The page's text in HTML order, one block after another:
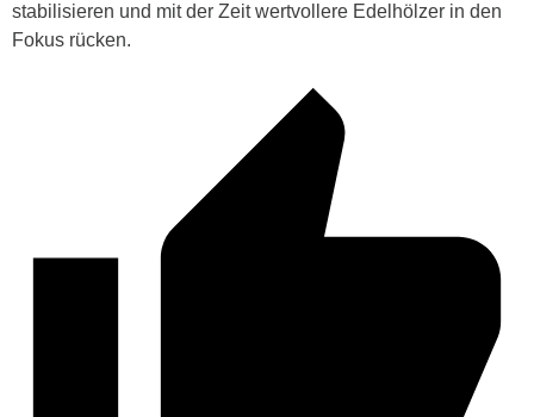
stabilisieren und mit der Zeit wertvollere Edelhölzer in den
Fokus rücken.